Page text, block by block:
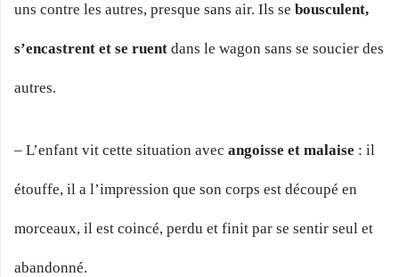
uns contre les autres, presque sans air. Ils se bousculent,
s’encastrent et se ruent dans le wagon sans se soucier des
autres.
– L’enfant vit cette situation avec angoisse et malaise : il
étouffe, il a l’impression que son corps est découpé en
morceaux, il est coincé, perdu et finit par se sentir seul et
abandonné.